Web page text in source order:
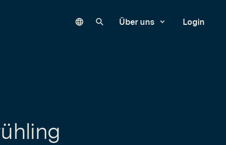
LanguageUnsere Website durchsuchen
Über uns Login